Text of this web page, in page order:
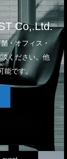
Co,.Ltd.
・オフィス・
ください。他
です。